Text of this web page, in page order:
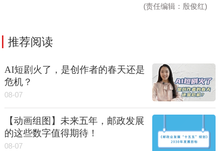
(责任编辑：殷俊红)
推荐阅读
AI短剧火了，是创作者的春天还是
危机？
08-07
【动画组图】未来五年，邮政发展
的这些数字值得期待！
08-07